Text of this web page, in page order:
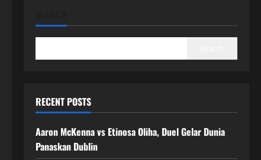
RECENT POSTS
Aaron McKenna vs Etinosa Oliha, Duel Gelar Dunia
Panaskan Dublin